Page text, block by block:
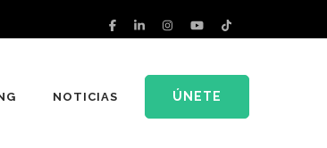
NOTICIAS ÚNETE